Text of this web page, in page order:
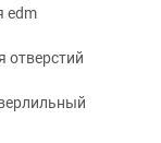
edm
отверстий